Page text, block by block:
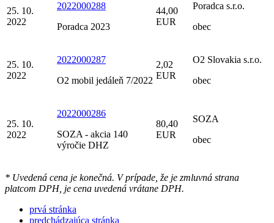
25. 10.
2022
2022000288
Poradca 2023
44,00
EUR
Poradca s.r.o.
obec
25. 10.
2022
2022000287
O2 mobil jedáleň 7/2022
2,02
EUR
O2 Slovakia s.r.o.
obec
25. 10.
2022
2022000286
SOZA - akcia 140
výročie DHZ
80,40
EUR
SOZA
obec
* Uvedená cena je konečná. V prípade, že je zmluvná strana
platcom DPH, je cena uvedená vrátane DPH.
prvá stránka
predchádzajúca stránka